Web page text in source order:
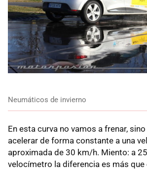
Neumáticos de invierno
En esta curva no vamos a frenar,
acelerar de forma constante a una
aproximada de 30 km/h. Miento: a
velocímetro la diferencia es más que